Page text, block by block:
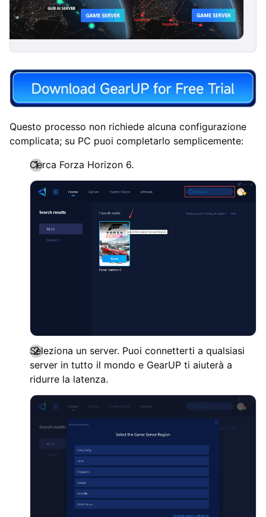
Questo processo non richiede alcuna configurazione
complicata; su PC puoi completarlo semplicemente:
Cerca Forza Horizon 6.
Seleziona un server. Puoi connetterti a qualsiasi
server in tutto il mondo e GearUP ti aiuterà a
ridurre la latenza.